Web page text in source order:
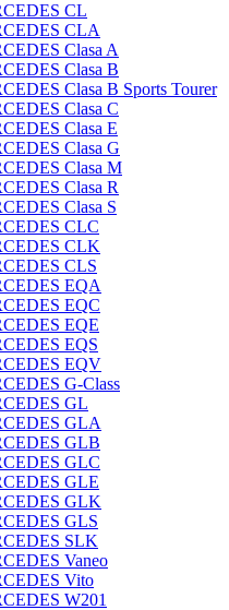
CL
CLA
Clasa A
Clasa B
Clasa B Sports Tourer
Clasa C
Clasa E
Clasa G
Clasa M
Clasa R
Clasa S
CLC
CLK
CLS
EQA
EQC
EQE
EQS
EQV
G-Class
GL
GLA
GLB
GLC
GLE
GLK
GLS
SLK
Vaneo
Vito
W201